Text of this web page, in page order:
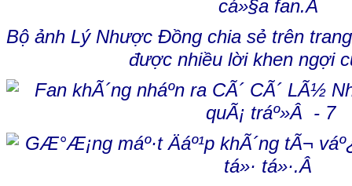
Bộ ảnh Lý Nhược Đồng chia sẻ trên
được nhiều lời khen ngợi